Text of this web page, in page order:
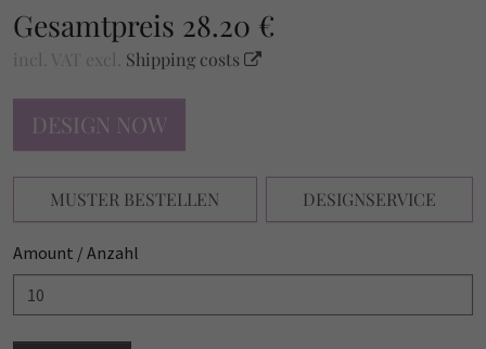
Gesamtpreis 28.20 €
incl. VAT excl. Shipping costs
DESIGN NOW
MUSTER BESTELLEN DESIGNSERVICE
Amount / Anzahl